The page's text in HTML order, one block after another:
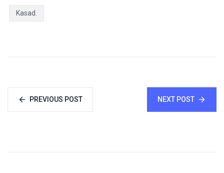
Kasad.
PREVIOUS POST NEXT POST